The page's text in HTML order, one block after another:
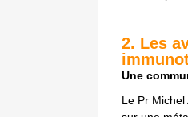
2. Les
Une
Le Pr